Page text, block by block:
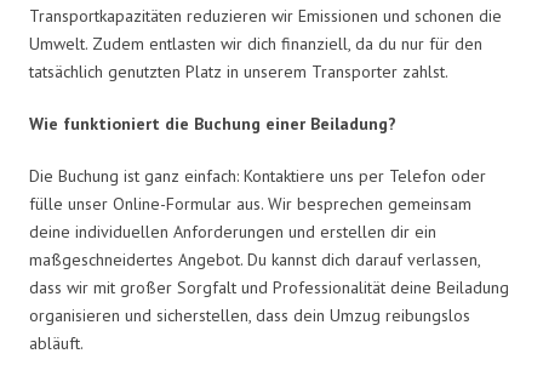
Transportkapazitäten reduzieren wir Emissionen und schonen die
Umwelt. Zudem entlasten wir dich finanziell, da du nur für den
tatsächlich genutzten Platz in unserem Transporter zahlst.
Wie funktioniert die Buchung einer Beiladung?
Die Buchung ist ganz einfach: Kontaktiere uns per Telefon oder
fülle unser Online-Formular aus. Wir besprechen gemeinsam
deine individuellen Anforderungen und erstellen dir ein
maßgeschneidertes Angebot. Du kannst dich darauf verlassen,
dass wir mit großer Sorgfalt und Professionalität deine Beiladung
organisieren und sicherstellen, dass dein Umzug reibungslos
abläuft.